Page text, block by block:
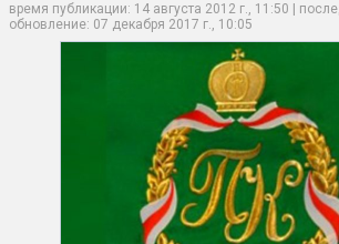
время публикации: 14 августа 2012 г., 11:50 |
обновление: 07 декабря 2017 г., 10:05